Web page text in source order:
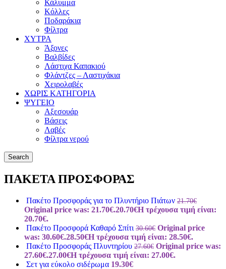
Κάλυμμα
Κόλλες
Ποδαράκια
Φίλτρα
ΧΥΤΡΑ
Άξονες
Βαλβίδες
Λάστιχα Καπακιού
Φλάντζες – Λαστιχάκια
Χειρολαβές
ΧΩΡΙΣ ΚΑΤΗΓΟΡΙΑ
ΨΥΓΕΙΟ
Αξεσουάρ
Βάσεις
Λαβές
Φίλτρα νερού
Search
ΠΑΚΕΤΑ ΠΡΟΣΦΟΡΑΣ
Πακέτο Προσφοράς για το Πλυντήριο Πιάτων 21.70€
Original price was: 21.70€.20.70€Η τρέχουσα τιμή είναι:
20.70€.
Πακέτο Προσφορά Καθαρό Σπίτι 30.60€ Original price
was: 30.60€.28.50€Η τρέχουσα τιμή είναι: 28.50€.
Πακέτο Προσφοράς Πλυντηρίου 27.60€ Original price was:
27.60€.27.00€Η τρέχουσα τιμή είναι: 27.00€.
Σετ για εύκολο σιδέρωμα 19.30€